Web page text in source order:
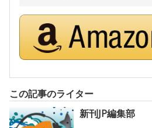
この記事のライター
新刊JP編集部